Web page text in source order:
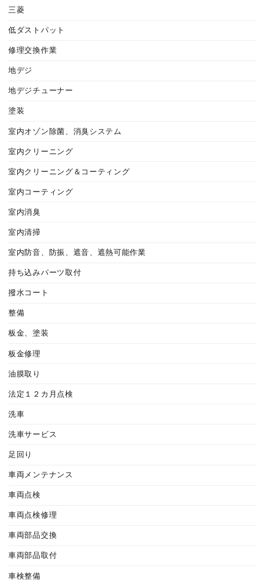
三菱
低ダストパット
修理交換作業
地デジ
地デジチューナー
塗装
室内オゾン除菌、消臭システム
室内クリーニング
室内クリーニング＆コーティング
室内コーティング
室内消臭
室内清掃
室内防音、防振、遮音、遮熱可能作業
持ち込みパーツ取付
撥水コート
整備
板金、塗装
板金修理
油膜取り
法定１２カ月点検
洗車
洗車サービス
足回り
車両メンテナンス
車両点検
車両点検修理
車両部品交換
車両部品取付
車検整備